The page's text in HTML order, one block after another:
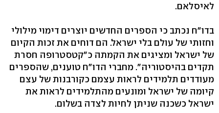
לאיסלאם.
בדו"ח נכתב כי הספרים החדשים יוצרים דימוי מילולי
וחזותי של עולם בלי ישראל. הם דוחים את זכות הקיום
של ישראל ומציגים את הקמתה כ"קטסטרופה חסרת
תקדים בהיסטוריה". מחברי הדו"ח טוענים, שהספרים
מעודדים תלמידים לראות עצמם כקורבנות של עצם
קיומה של ישראל ומונעים מהתלמידים לראות את
ישראל כשכנה שניתן לחיות לצדה בשלום.